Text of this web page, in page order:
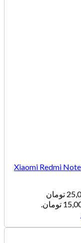
(Xiaomi Redmi
قیمت اصلی: 25,000 تومان